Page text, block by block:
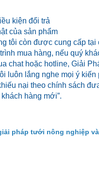
kiện đổi trả
của sản phẩm
tôi còn được cung cấp tại
mua hàng, nếu quý
chat hoặc hotline, Giải
luôn lắng nghe mọi ý kiến
nại theo chính sách
hàng mới”.
pháp tưới nông nghiệp